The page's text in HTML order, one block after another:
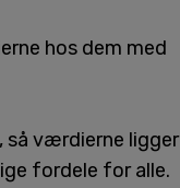
hos dem med
så værdierne ligger
fordele for alle.